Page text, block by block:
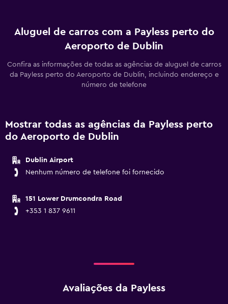
Aluguel de carros com a Payless perto do
Aeroporto de Dublin
Confira as informações de todas as agências de aluguel de carros
da Payless perto do Aeroporto de Dublin, incluindo endereço e
número de telefone
Mostrar todas as agências da Payless perto
do Aeroporto de Dublin
Dublin Airport
Nenhum número de telefone foi fornecido
151 Lower Drumcondra Road
+353 1 837 9611
Avaliações da Payless